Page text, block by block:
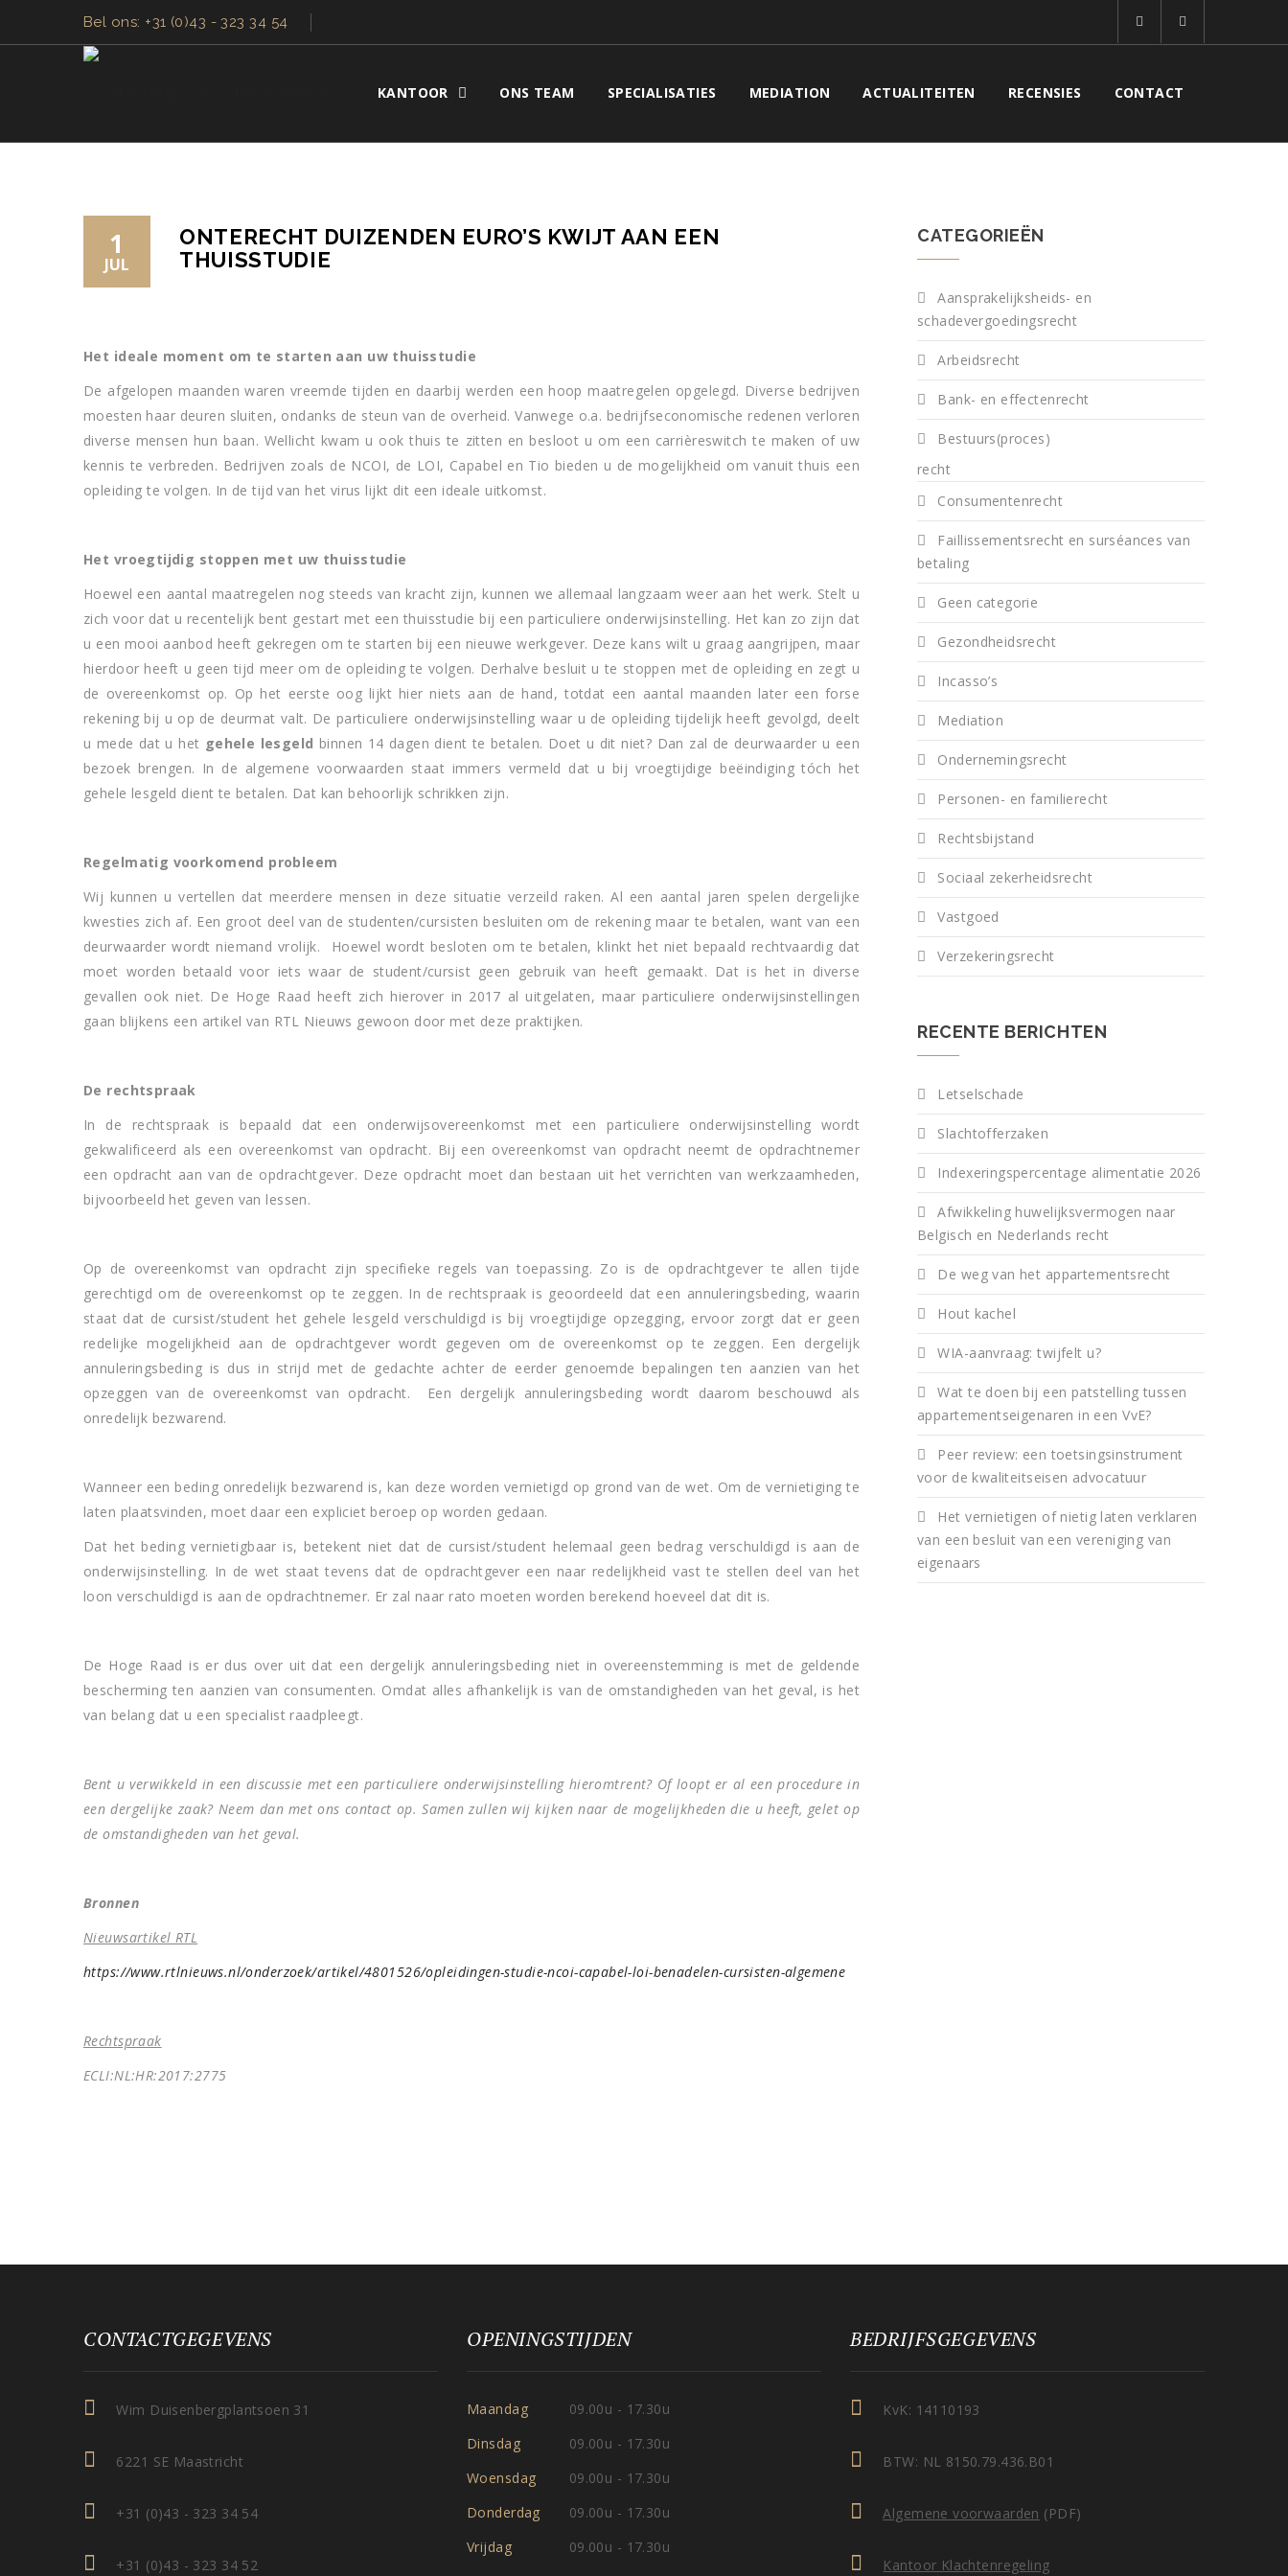
Bel ons: +31 (0)43 - 323 34 54
KANTOOR ONS TEAM SPECIALISATIES MEDIATION ACTUALITEITEN RECENSIES CONTACT
1
JUL
ONTERECHT DUIZENDEN EURO’S KWIJT AAN EEN
THUISSTUDIE
Het ideale moment om te starten aan uw thuisstudie
De afgelopen maanden waren vreemde tijden en daarbij werden een hoop maatregelen opgelegd. Diverse bedrijven
moesten haar deuren sluiten, ondanks de steun van de overheid. Vanwege o.a. bedrijfseconomische redenen verloren
diverse mensen hun baan. Wellicht kwam u ook thuis te zitten en besloot u om een carrièreswitch te maken of uw
kennis te verbreden. Bedrijven zoals de NCOI, de LOI, Capabel en Tio bieden u de mogelijkheid om vanuit thuis een
opleiding te volgen. In de tijd van het virus lijkt dit een ideale uitkomst.
Het vroegtijdig stoppen met uw thuisstudie
Hoewel een aantal maatregelen nog steeds van kracht zijn, kunnen we allemaal langzaam weer aan het werk. Stelt u
zich voor dat u recentelijk bent gestart met een thuisstudie bij een particuliere onderwijsinstelling. Het kan zo zijn dat
u een mooi aanbod heeft gekregen om te starten bij een nieuwe werkgever. Deze kans wilt u graag aangrijpen, maar
hierdoor heeft u geen tijd meer om de opleiding te volgen. Derhalve besluit u te stoppen met de opleiding en zegt u
de overeenkomst op. Op het eerste oog lijkt hier niets aan de hand, totdat een aantal maanden later een forse
rekening bij u op de deurmat valt. De particuliere onderwijsinstelling waar u de opleiding tijdelijk heeft gevolgd, deelt
u mede dat u het gehele lesgeld binnen 14 dagen dient te betalen. Doet u dit niet? Dan zal de deurwaarder u een
bezoek brengen. In de algemene voorwaarden staat immers vermeld dat u bij vroegtijdige beëindiging tóch het
gehele lesgeld dient te betalen. Dat kan behoorlijk schrikken zijn.
Regelmatig voorkomend probleem
Wij kunnen u vertellen dat meerdere mensen in deze situatie verzeild raken. Al een aantal jaren spelen dergelijke
kwesties zich af. Een groot deel van de studenten/cursisten besluiten om de rekening maar te betalen, want van een
deurwaarder wordt niemand vrolijk. Hoewel wordt besloten om te betalen, klinkt het niet bepaald rechtvaardig dat
moet worden betaald voor iets waar de student/cursist geen gebruik van heeft gemaakt. Dat is het in diverse
gevallen ook niet. De Hoge Raad heeft zich hierover in 2017 al uitgelaten, maar particuliere onderwijsinstellingen
gaan blijkens een artikel van RTL Nieuws gewoon door met deze praktijken.
De rechtspraak
In de rechtspraak is bepaald dat een onderwijsovereenkomst met een particuliere onderwijsinstelling wordt
gekwalificeerd als een overeenkomst van opdracht. Bij een overeenkomst van opdracht neemt de opdrachtnemer
een opdracht aan van de opdrachtgever. Deze opdracht moet dan bestaan uit het verrichten van werkzaamheden,
bijvoorbeeld het geven van lessen.
Op de overeenkomst van opdracht zijn specifieke regels van toepassing. Zo is de opdrachtgever te allen tijde
gerechtigd om de overeenkomst op te zeggen. In de rechtspraak is geoordeeld dat een annuleringsbeding, waarin
staat dat de cursist/student het gehele lesgeld verschuldigd is bij vroegtijdige opzegging, ervoor zorgt dat er geen
redelijke mogelijkheid aan de opdrachtgever wordt gegeven om de overeenkomst op te zeggen. Een dergelijk
annuleringsbeding is dus in strijd met de gedachte achter de eerder genoemde bepalingen ten aanzien van het
opzeggen van de overeenkomst van opdracht. Een dergelijk annuleringsbeding wordt daarom beschouwd als
onredelijk bezwarend.
Wanneer een beding onredelijk bezwarend is, kan deze worden vernietigd op grond van de wet. Om de vernietiging te
laten plaatsvinden, moet daar een expliciet beroep op worden gedaan.
Dat het beding vernietigbaar is, betekent niet dat de cursist/student helemaal geen bedrag verschuldigd is aan de
onderwijsinstelling. In de wet staat tevens dat de opdrachtgever een naar redelijkheid vast te stellen deel van het
loon verschuldigd is aan de opdrachtnemer. Er zal naar rato moeten worden berekend hoeveel dat dit is.
De Hoge Raad is er dus over uit dat een dergelijk annuleringsbeding niet in overeenstemming is met de geldende
bescherming ten aanzien van consumenten. Omdat alles afhankelijk is van de omstandigheden van het geval, is het
van belang dat u een specialist raadpleegt.
Bent u verwikkeld in een discussie met een particuliere onderwijsinstelling hieromtrent? Of loopt er al een procedure in
een dergelijke zaak? Neem dan met ons contact op. Samen zullen wij kijken naar de mogelijkheden die u heeft, gelet op
de omstandigheden van het geval.
Bronnen
Nieuwsartikel RTL
https://www.rtlnieuws.nl/onderzoek/artikel/4801526/opleidingen-studie-ncoi-capabel-loi-benadelen-cursisten-algemene
Rechtspraak
ECLI:NL:HR:2017:2775
CATEGORIEËN
Aansprakelijksheids- en
schadevergoedingsrecht
Arbeidsrecht
Bank- en effectenrecht
Bestuurs(proces)
recht
Consumentenrecht
Faillissementsrecht en surséances van
betaling
Geen categorie
Gezondheidsrecht
Incasso’s
Mediation
Ondernemingsrecht
Personen- en familierecht
Rechtsbijstand
Sociaal zekerheidsrecht
Vastgoed
Verzekeringsrecht
RECENTE BERICHTEN
Letselschade
Slachtofferzaken
Indexeringspercentage alimentatie 2026
Afwikkeling huwelijksvermogen naar
Belgisch en Nederlands recht
De weg van het appartementsrecht
Hout kachel
WIA-aanvraag: twijfelt u?
Wat te doen bij een patstelling tussen
appartementseigenaren in een VvE?
Peer review: een toetsingsinstrument
voor de kwaliteitseisen advocatuur
Het vernietigen of nietig laten verklaren
van een besluit van een vereniging van
eigenaars
CONTACTGEGEVENS
Wim Duisenbergplantsoen 31
6221 SE Maastricht
+31 (0)43 - 323 34 54
+31 (0)43 - 323 34 52
OPENINGSTIJDEN
Maandag
Dinsdag
Woensdag
Donderdag
Vrijdag
09.00u - 17.30u
09.00u - 17.30u
09.00u - 17.30u
09.00u - 17.30u
09.00u - 17.30u
BEDRIJFSGEGEVENS
KvK: 14110193
BTW: NL 8150.79.436.B01
Algemene voorwaarden (PDF)
Kantoor Klachtenregeling